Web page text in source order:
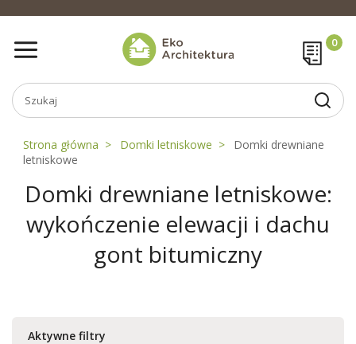
Strona główna Domki letniskowe
Domki drewniane
letniskowe
Domki drewniane letniskowe:
wykończenie elewacji i dachu
gont bitumiczny
Aktywne filtry